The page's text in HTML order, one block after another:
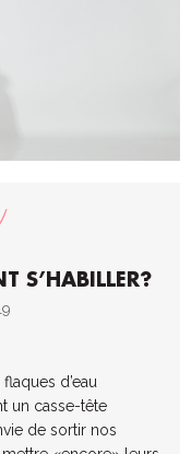
S’HABILLER?
d’eau
un casse-tête
de sortir nos